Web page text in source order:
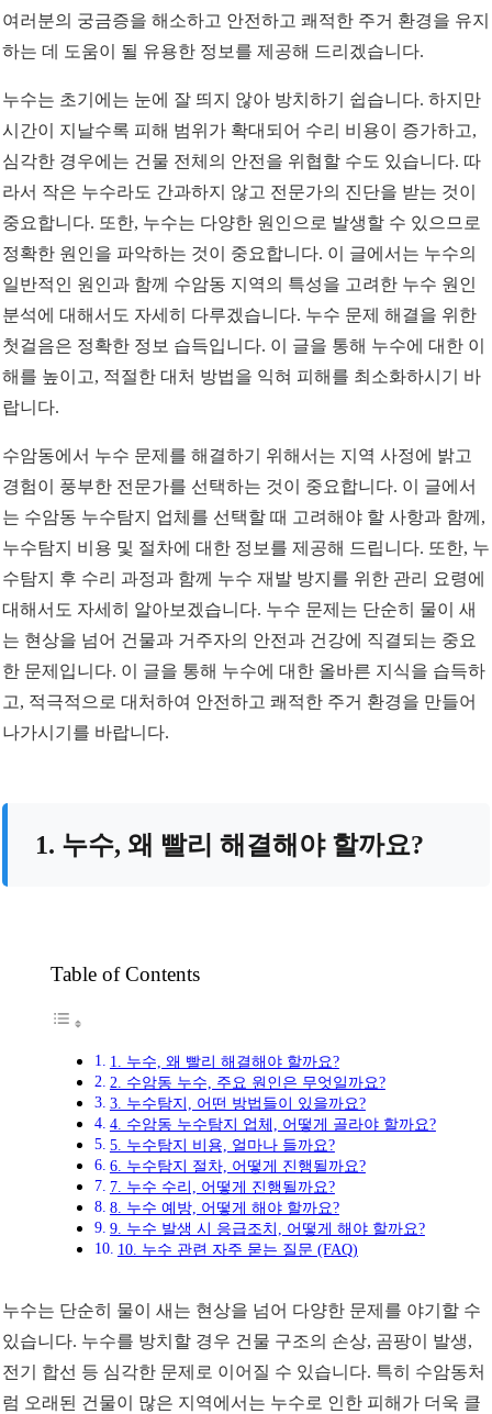
여러분의 궁금증을 해소하고 안전하고 쾌적한 주거 환경을 유지
하는 데 도움이 될 유용한 정보를 제공해 드리겠습니다.
누수는 초기에는 눈에 잘 띄지 않아 방치하기 쉽습니다. 하지만
시간이 지날수록 피해 범위가 확대되어 수리 비용이 증가하고,
심각한 경우에는 건물 전체의 안전을 위협할 수도 있습니다. 따
라서 작은 누수라도 간과하지 않고 전문가의 진단을 받는 것이
중요합니다. 또한, 누수는 다양한 원인으로 발생할 수 있으므로
정확한 원인을 파악하는 것이 중요합니다. 이 글에서는 누수의
일반적인 원인과 함께 수암동 지역의 특성을 고려한 누수 원인
분석에 대해서도 자세히 다루겠습니다. 누수 문제 해결을 위한
첫걸음은 정확한 정보 습득입니다. 이 글을 통해 누수에 대한 이
해를 높이고, 적절한 대처 방법을 익혀 피해를 최소화하시기 바
랍니다.
수암동에서 누수 문제를 해결하기 위해서는 지역 사정에 밝고
경험이 풍부한 전문가를 선택하는 것이 중요합니다. 이 글에서
는 수암동 누수탐지 업체를 선택할 때 고려해야 할 사항과 함께,
누수탐지 비용 및 절차에 대한 정보를 제공해 드립니다. 또한, 누
수탐지 후 수리 과정과 함께 누수 재발 방지를 위한 관리 요령에
대해서도 자세히 알아보겠습니다. 누수 문제는 단순히 물이 새
는 현상을 넘어 건물과 거주자의 안전과 건강에 직결되는 중요
한 문제입니다. 이 글을 통해 누수에 대한 올바른 지식을 습득하
고, 적극적으로 대처하여 안전하고 쾌적한 주거 환경을 만들어
나가시기를 바랍니다.
1. 누수, 왜 빨리 해결해야 할까요?
Table of Contents
1. 누수, 왜 빨리 해결해야 할까요?
2. 수암동 누수, 주요 원인은 무엇일까요?
3. 누수탐지, 어떤 방법들이 있을까요?
4. 수암동 누수탐지 업체, 어떻게 골라야 할까요?
5. 누수탐지 비용, 얼마나 들까요?
6. 누수탐지 절차, 어떻게 진행될까요?
7. 누수 수리, 어떻게 진행될까요?
8. 누수 예방, 어떻게 해야 할까요?
9. 누수 발생 시 응급조치, 어떻게 해야 할까요?
10. 누수 관련 자주 묻는 질문 (FAQ)
누수는 단순히 물이 새는 현상을 넘어 다양한 문제를 야기할 수
있습니다. 누수를 방치할 경우 건물 구조의 손상, 곰팡이 발생,
전기 합선 등 심각한 문제로 이어질 수 있습니다. 특히 수암동처
럼 오래된 건물이 많은 지역에서는 누수로 인한 피해가 더욱 클